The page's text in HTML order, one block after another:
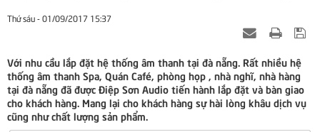
Thứ sáu - 01/09/2017 15:37
Với nhu cầu lắp đặt hệ thống âm thanh tại đà nẵng. Rất nhiều hệ
thống âm thanh Spa, Quán Café, phòng họp , nhà nghĩ, nhà hàng
tại đà nẵng đã được Điệp Sơn Audio tiến hành lắp đặt và bàn giao
cho khách hàng. Mang lại cho khách hàng sự hài lòng khâu dịch vụ
cũng như chất lượng sản phẩm.